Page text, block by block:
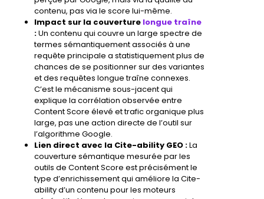
contenu, pas via le score lui-même.
Impact sur la couverture longue traîne
:Un contenu qui couvre un large spectre de
termes sémantiquement associés à une
requête principale a statistiquement plus de
chances de se positionner sur des variantes
et des requêtes longue traîne connexes.
C’est le mécanisme sous-jacent qui
explique la corrélation observée entre
Content Score élevé et trafic organique plus
large, pas une action directe de l’outil sur
l’algorithme Google.
Lien direct avec la Cite-ability GEO :La
couverture sémantique mesurée par les
outils de Content Score est précisément le
type d’enrichissement qui améliore la Cite-
ability d’un contenu pour les moteurs